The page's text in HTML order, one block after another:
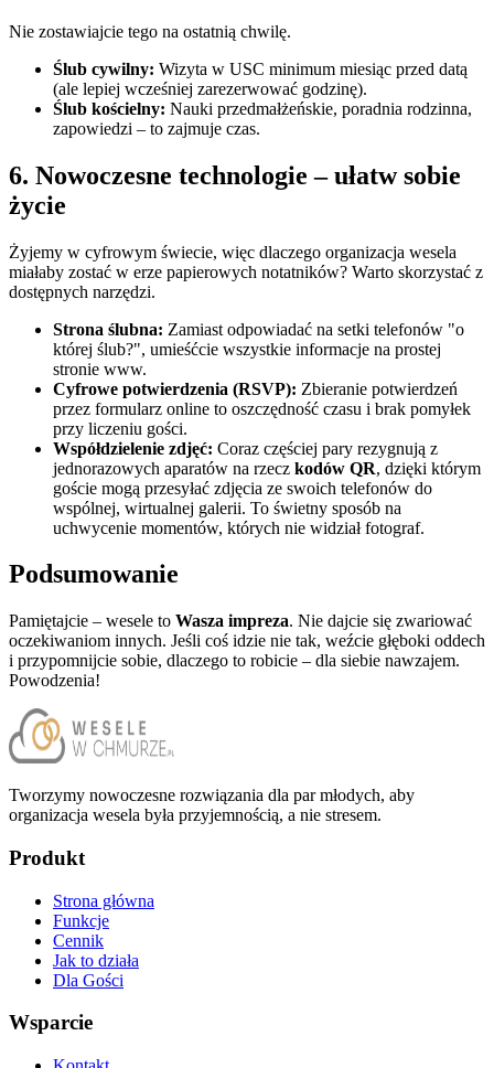
Nie zostawiajcie tego na ostatnią chwilę.
Ślub cywilny: Wizyta w USC minimum miesiąc przed datą
(ale lepiej wcześniej zarezerwować godzinę).
Ślub kościelny: Nauki przedmałżeńskie, poradnia rodzinna,
zapowiedzi – to zajmuje czas.
6. Nowoczesne technologie – ułatw sobie
życie
Żyjemy w cyfrowym świecie, więc dlaczego organizacja wesela
miałaby zostać w erze papierowych notatników? Warto skorzystać z
dostępnych narzędzi.
Strona ślubna: Zamiast odpowiadać na setki telefonów "o
której ślub?", umieśćcie wszystkie informacje na prostej
stronie www.
Cyfrowe potwierdzenia (RSVP): Zbieranie potwierdzeń
przez formularz online to oszczędność czasu i brak pomyłek
przy liczeniu gości.
Współdzielenie zdjęć: Coraz częściej pary rezygnują z
jednorazowych aparatów na rzecz kodów QR, dzięki którym
goście mogą przesyłać zdjęcia ze swoich telefonów do
wspólnej, wirtualnej galerii. To świetny sposób na
uchwycenie momentów, których nie widział fotograf.
Podsumowanie
Pamiętajcie – wesele to Wasza impreza. Nie dajcie się zwariować
oczekiwaniom innych. Jeśli coś idzie nie tak, weźcie głęboki oddech
i przypomnijcie sobie, dlaczego to robicie – dla siebie nawzajem.
Powodzenia!
Tworzymy nowoczesne rozwiązania dla par młodych, aby
organizacja wesela była przyjemnością, a nie stresem.
Produkt
Strona główna
Funkcje
Cennik
Jak to działa
Dla Gości
Wsparcie